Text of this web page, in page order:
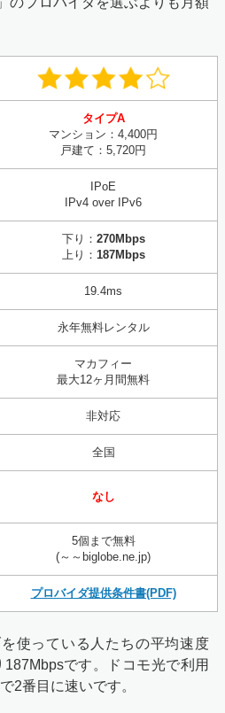
タイプA
マンション：4,400円
戸建て：5,720円
IPoE
IPv4 over IPv6
下り： 270Mbps
上り： 187Mbps
19.4ms
永年無料レンタル
マカフィー
最大12ヶ月間無料
非対応
全国
なし
5個まで無料
(～～biglobe.ne.jp)
プロバイダ提供条件書(PDF)
使っている人たちの平均速度
です。ドコモ光で利用
2番目に速いです。